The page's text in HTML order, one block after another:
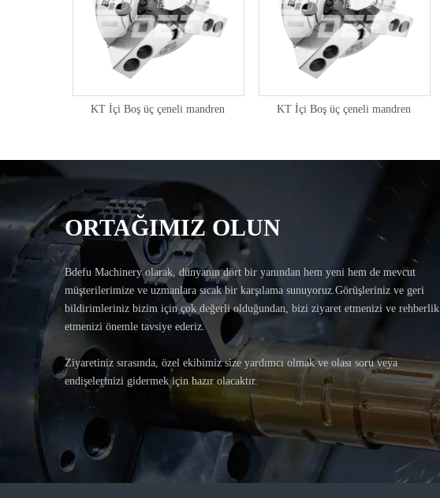
KT İçi Boş üç çeneli mandren KT İçi Boş üç çeneli mandren
ORTAĞIMIZ OLUN
Bdefu Machinery olarak, dünyanın dört bir yanından hem yeni hem de mevcut
müşterilerimize ve uzmanlara sıcak bir karşılama sunuyoruz.Görüşleriniz ve geri
bildirimleriniz bizim için çok değerli olduğundan, bizi ziyaret etmenizi ve rehberlik
etmenizi önemle tavsiye ederiz.
Ziyaretiniz sırasında, özel ekibimiz size yardımcı olmak ve olası soru veya
endişelerinizi gidermek için hazır olacaktır.